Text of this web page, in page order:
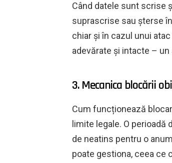
Când datele sunt scrise
suprascrise sau șterse
chiar și în cazul unui
adevărate și intacte –
3. Mecanica blocării
Cum funcționează
limite legale. O
de neatins pentru o
poate gestiona, ceea ce